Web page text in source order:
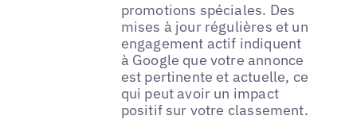
promotions spéciales. Des
mises à jour régulières et un
engagement actif indiquent
à Google que votre annonce
est pertinente et actuelle, ce
qui peut avoir un impact
positif sur votre classement.